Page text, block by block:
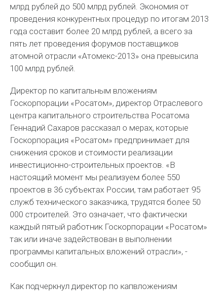
млрд рублей до 500 млрд рублей. Экономия от
проведения конкурентных процедур по итогам 2013
года составит более 20 млрд рублей, а всего за
пять лет проведения форумов поставщиков
атомной отрасли «Атомекс-2013» она превысила
100 млрд рублей.
Директор по капитальным вложениям
Госкорпорации «Росатом», директор Отраслевого
центра капитального строительства Росатома
Геннадий Сахаров рассказал о мерах, которые
Госкорпорация «Росатом» предпринимает для
снижения сроков и стоимости реализации
инвестиционно-строительных проектов. «В
настоящий момент мы реализуем более 550
проектов в 36 субъектах России, там работает 95
служб технического заказчика, трудятся более 50
000 строителей. Это означает, что фактически
каждый пятый работник Госкорпорации «Росатом»
так или иначе задействован в выполнении
программы капитальных вложений отрасли», -
сообщил он.
Как подчеркнул директор по капвложениям